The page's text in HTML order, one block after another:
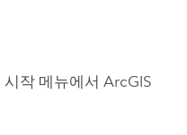
시작 메뉴에서 ArcGIS